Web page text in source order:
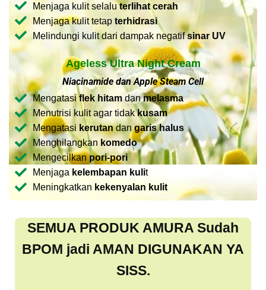
Menjaga kulit selaluterlihat cerah
Menjaga kulit tetap terhidrasi
Melindungi kulit dari dampak negatifsinar UV
Ageless Ultra Night Cream
Niacinamide dan Apple Steam Cell
Mengatasiflek hitamdanmelasma
Menutrisi kulit agar tidakkusam
Mengatasi kerutandangaris halus
Menghilangkan komedo
Mengecilkanpori-pori
Menjaga kelembapan kulit
Meningkatkan kekenyalan kulit
SEMUA PRODUK AMURA Sudah
BPOM jadi AMAN DIGUNAKAN YA
SISS.